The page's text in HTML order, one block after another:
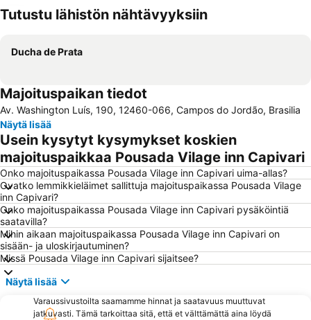
Tutustu lähistön nähtävyyksiin
Ducha de Prata
Majoituspaikan tiedot
Av. Washington Luís, 190, 12460-066, Campos do Jordão, Brasilia
Näytä lisää
Usein kysytyt kysymykset koskien
majoituspaikkaa Pousada Vilage inn Capivari
Onko majoituspaikassa Pousada Vilage inn Capivari uima-allas?
Ovatko lemmikkieläimet sallittuja majoituspaikassa Pousada Vilage
inn Capivari?
Onko majoituspaikassa Pousada Vilage inn Capivari pysäköintiä
saatavilla?
Mihin aikaan majoituspaikassa Pousada Vilage inn Capivari on
sisään- ja uloskirjautuminen?
Missä Pousada Vilage inn Capivari sijaitsee?
Näytä lisää
Varaussivustoilta saamamme hinnat ja saatavuus muuttuvat
jatkuvasti. Tämä tarkoittaa sitä, että et välttämättä aina löydä